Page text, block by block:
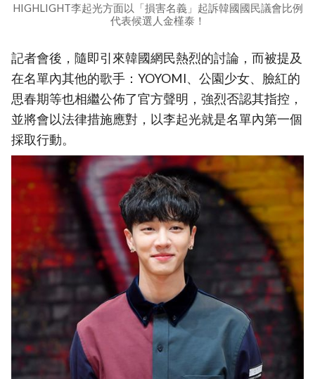
HIGHLIGHT李起光方面以「損害名義」起訴韓國國民議會比例
代表候選人金槿泰！
記者會後，隨即引來韓國網民熱烈的討論，而被提及
在名單內其他的歌手：YOYOMI、公園少女、臉紅的
思春期等也相繼公佈了官方聲明，強烈否認其指控，
並將會以法律措施應對，以李起光就是名單內第一個
採取行動。